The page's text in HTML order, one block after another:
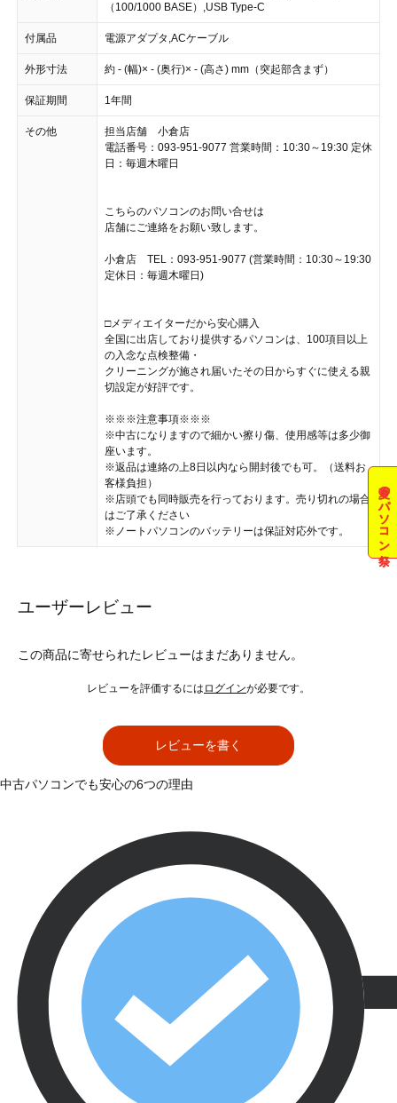
（100/1000 BASE）,USB Type-C
付属品 電源アダプタ,ACケーブル
外形寸法 約 - (幅)× - (奥行)× - (高さ) mm（突起部含まず）
保証期間 1年間
その他
担当店舗 小倉店
電話番号：093-951-9077 営業時間：10:30～19:30 定休
日：毎週木曜日
こちらのパソコンのお問い合せは
店舗にご連絡をお願い致します。
小倉店 TEL：093-951-9077 (営業時間：10:30～19:30
定休日：毎週木曜日)
□メディエイターだから安心購入
全国に出店しており提供するパソコンは、100項目以上
の入念な点検整備・
クリーニングが施され届いたその日からすぐに使える親
切設定が好評です。
※※※注意事項※※※
※中古になりますので細かい擦り傷、使用感等は多少御
座います。
※返品は連絡の上8日以内なら開封後でも可。（送料お
客様負担）
※店頭でも同時販売を行っております。売り切れの場合
はご了承ください
※ノートパソコンのバッテリーは保証対応外です。
ユーザーレビュー
この商品に寄せられたレビューはまだありません。
レビューを評価するには ログインが必要です。
レビューを書く
夏のパソコン祭
中古パソコンでも安心の6つの理由